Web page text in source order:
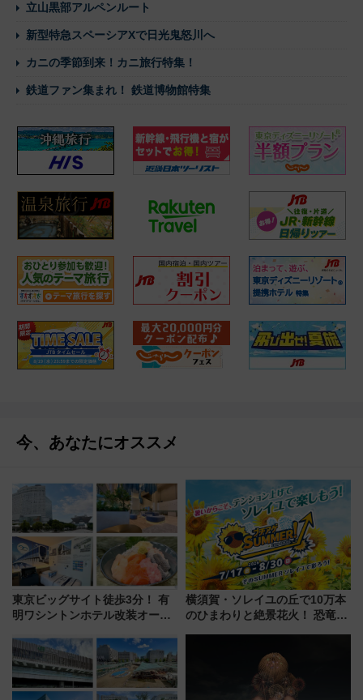
立山黒部アルペンルート
新型特急スペーシアXで日光鬼怒川へ
カニの季節到来！カニ旅行特集！
鉄道ファン集まれ！ 鉄道博物館特集
今、あなたにオススメ
東京ビッグサイト徒歩3分！ 有
明ワシントンホテル改装オープ
客室」や海鮮丼が人気の朝食ビ
ュッフェを現地レポ
横須賀・ソレイユの丘で10万本
のひまわりと絶景花火！ 恐竜や
7月17日～開催）